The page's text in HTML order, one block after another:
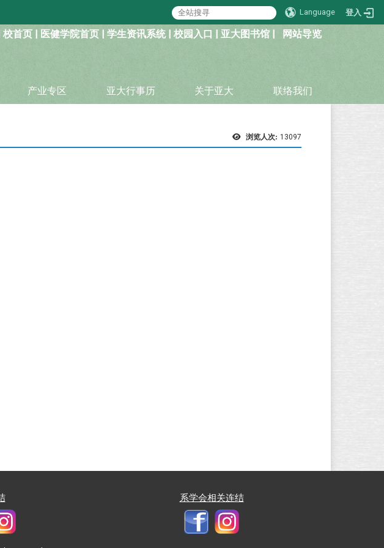
Language 登入
校首页 | 医健学院首页 | 学生资讯系统| 校园入口 | 亚大图书馆 | 网站导览
产业专区 亚大行事历 关于亚大 联络我们
浏览人次: 13097
系学会相关连结